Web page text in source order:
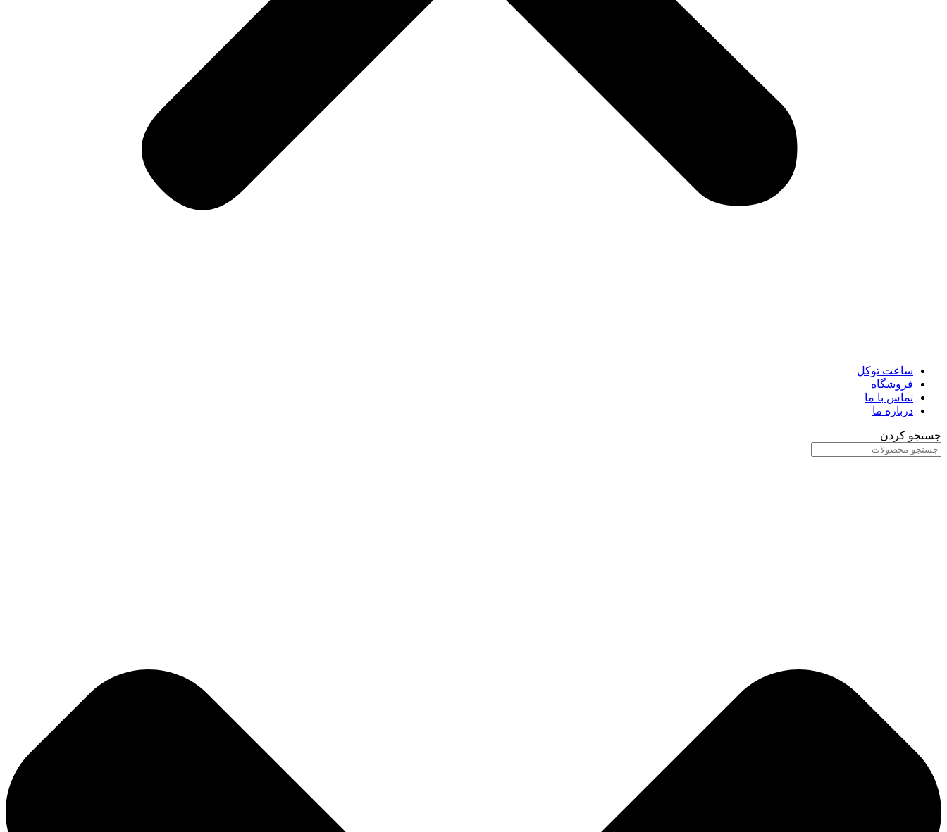
ساعت توکل
فروشگاه
تماس با ما
درباره ما
جستجو کردن